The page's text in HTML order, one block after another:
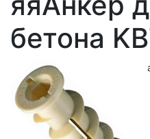
бетона